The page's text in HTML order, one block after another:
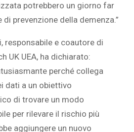
potrebbero un giorno far
prevenzione della demenza.”
responsabile e coautore di
UK UEA, ha dichiarato:
perché collega
dati a un obiettivo
di trovare un modo
per rilevare il rischio più
aggiungere un nuovo